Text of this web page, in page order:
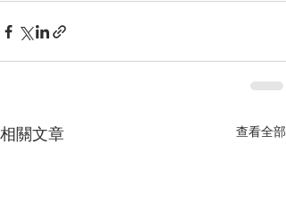
相關文章 查看全部